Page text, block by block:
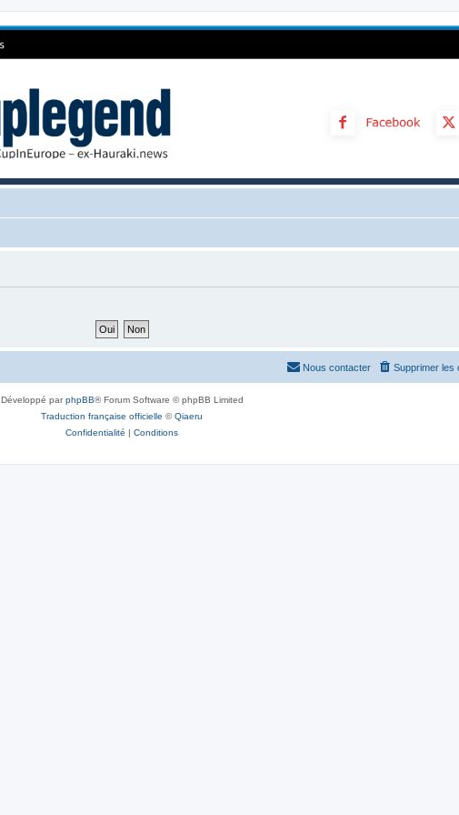
Supprimer les
Nous contacter
Développé parphpBB® Forum Software © phpBB Limited
Traduction française officielle ©Qiaeru
Confidentialité | Conditions